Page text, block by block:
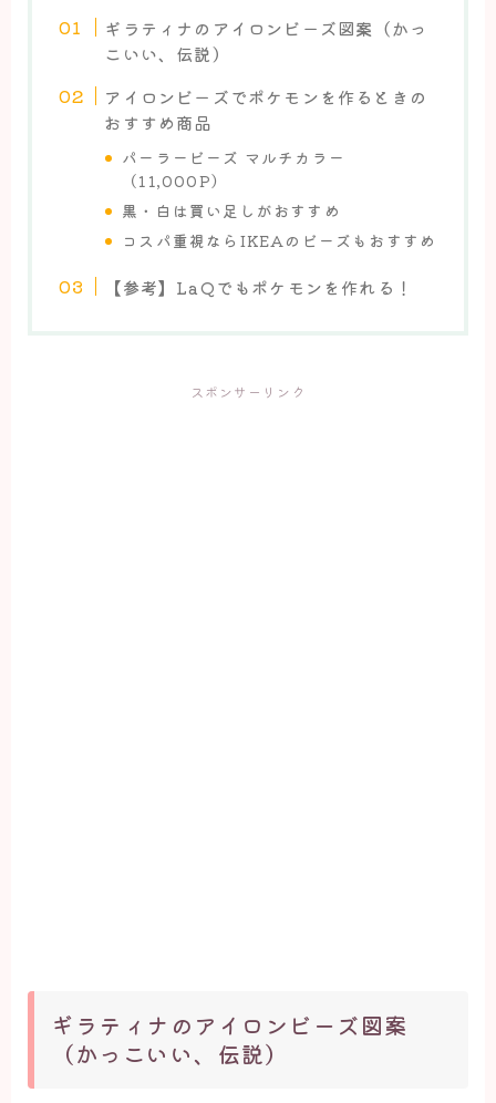
ギラティナのアイロンビーズ図案（かっ
こいい、伝説）
アイロンビーズでポケモンを作るときの
おすすめ商品
パーラービーズ マルチカラー
（11,000P）
黒・白は買い足しがおすすめ
コスパ重視ならIKEAのビーズもおすすめ
【参考】LaQでもポケモンを作れる！
スポンサーリンク
ギラティナのアイロンビーズ図案
（かっこいい、伝説）